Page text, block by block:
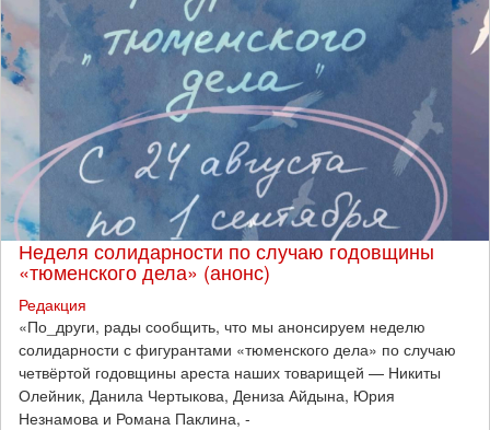
Неделя солидарности по случаю годовщины
«тюменского дела» (анонс)
Редакция
​«По_други, рады сообщить, что мы анонсируем неделю
солидарности с фигурантами «тюменского дела» по случаю
четвёртой годовщины ареста наших товарищей — Никиты
Олейник, Данила Чертыкова, Дениза Айдына, Юрия
Незнамова и Романа Паклина, -